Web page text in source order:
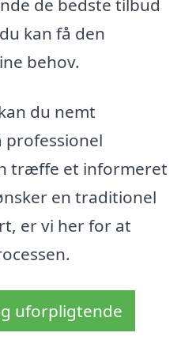
de bedste tilbud
kan få den
behov.
du nemt
træffe et informeret
en traditionel
er vi her for at
uforpligtende